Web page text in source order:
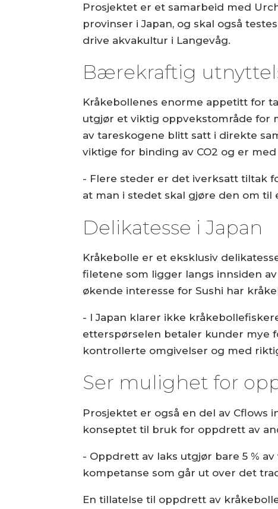
Prosjektet er et samarbeid med
provinser i Japan, og skal også
drive akvakultur i Langevåg.
Bærekraftig
Kråkebollenes enorme appetitt for
utgjør et viktig oppvekstområde for
av tareskogene blitt satt i direkte
viktige for binding av CO2 og er
- Flere steder er det iverksatt tiltak
at man i stedet skal gjøre den om til
Delikatesse i Japan
Kråkebolle er et eksklusiv
filetene som ligger langs innsiden
økende interesse for Sushi har
- I Japan klarer ikke
etterspørselen betaler kunder mye
kontrollerte omgivelser og med
Ser mulighet for
Prosjektet er også en del av Cflows
konseptet til bruk for oppdrett av
- Oppdrett av laks utgjør bare 5 %
kompetanse som går ut over det
En tillatelse til oppdrett av